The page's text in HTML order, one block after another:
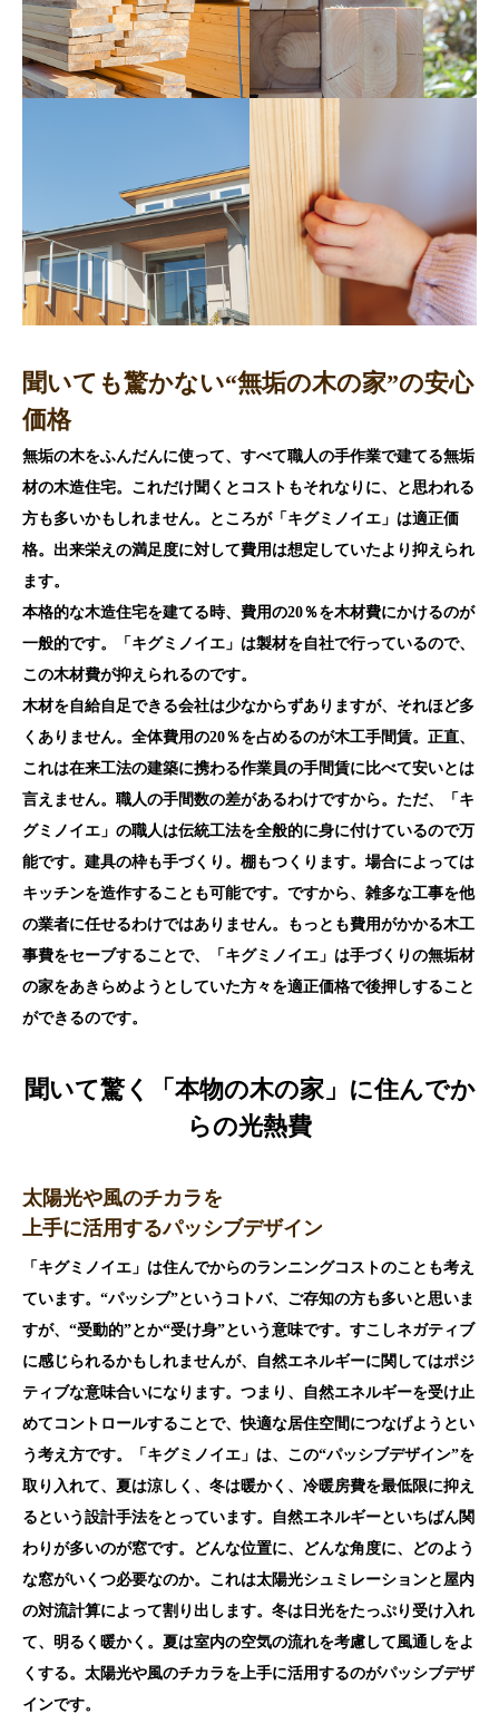
聞いても驚かない“無垢の木の家”の安心
価格
無垢の木をふんだんに使って、すべて職人の手作業で建てる無垢
材の木造住宅。これだけ聞くとコストもそれなりに、と思われる
方も多いかもしれません。ところが「キグミノイエ」は適正価
格。出来栄えの満足度に対して費用は想定していたより抑えられ
ます。
本格的な木造住宅を建てる時、費用の20％を木材費にかけるのが
一般的です。「キグミノイエ」は製材を自社で行っているので、
この木材費が抑えられるのです。
木材を自給自足できる会社は少なからずありますが、それほど多
くありません。全体費用の20％を占めるのが木工手間賃。正直、
これは在来工法の建築に携わる作業員の手間賃に比べて安いとは
言えません。職人の手間数の差があるわけですから。ただ、「キ
グミノイエ」の職人は伝統工法を全般的に身に付けているので万
能です。建具の枠も手づくり。棚もつくります。場合によっては
キッチンを造作することも可能です。ですから、雑多な工事を他
の業者に任せるわけではありません。もっとも費用がかかる木工
事費をセーブすることで、「キグミノイエ」は手づくりの無垢材
の家をあきらめようとしていた方々を適正価格で後押しすること
ができるのです。
聞いて驚く「本物の木の家」に住んでか
らの光熱費
太陽光や風のチカラを
上手に活用するパッシブデザイン
「キグミノイエ」は住んでからのランニングコストのことも考え
ています。“パッシブ”というコトバ、ご存知の方も多いと思いま
すが、“受動的”とか“受け身”という意味です。すこしネガティブ
に感じられるかもしれませんが、自然エネルギーに関してはポジ
ティブな意味合いになります。つまり、自然エネルギーを受け止
めてコントロールすることで、快適な居住空間につなげようとい
う考え方です。「キグミノイエ」は、この“パッシブデザイン”を
取り入れて、夏は涼しく、冬は暖かく、冷暖房費を最低限に抑え
るという設計手法をとっています。自然エネルギーといちばん関
わりが多いのが窓です。どんな位置に、どんな角度に、どのよう
な窓がいくつ必要なのか。これは太陽光シュミレーションと屋内
の対流計算によって割り出します。冬は日光をたっぷり受け入れ
て、明るく暖かく。夏は室内の空気の流れを考慮して風通しをよ
くする。太陽光や風のチカラを上手に活用するのがパッシブデザ
インです。